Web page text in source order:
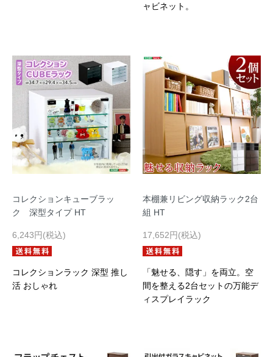
ャビネット。
コレクションキューブラッ
ク 深型タイプ HT
6,243円(税込)
コレクションラック 深型 推し
活 おしゃれ
本棚兼リビング収納ラック2台
組 HT
17,652円(税込)
「魅せる、隠す」を両立。空
間を整える2台セットの万能デ
ィスプレイラック